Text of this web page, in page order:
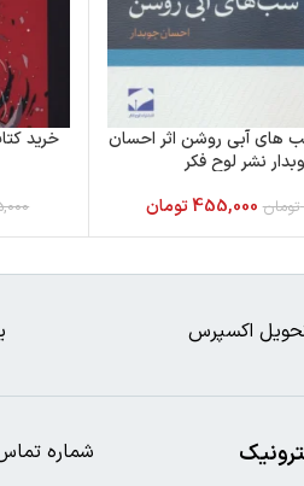
های آبی روشن اثر احسان
نشر لوح فکر
تومان 455,000تومان
خرید
اکسپرس
شماره تماس :